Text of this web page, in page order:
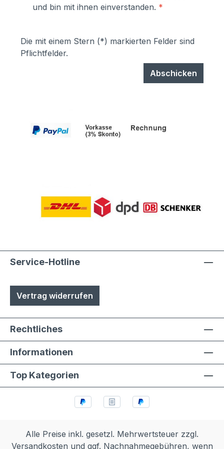
können einfach selbst ausgetauscht
Ausrichtung nach Montage bzw.
Austuasch im Falle einer Beschädigung
und bin mit ihnen einverstanden. *
Die mit einem Stern (*) markierten Felder sind
Pflichtfelder.
Abschicken
Service-Hotline
Vertrag widerrufen
Rechtliches
Informationen
Top Kategorien
Alle Preise inkl. gesetzl. Mehrwertsteuer zzgl.
Versandkosten und ggf. Nachnahmegebühren, wenn